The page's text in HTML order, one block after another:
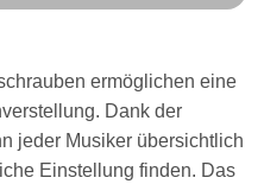
ermöglichen eine
Dank der
jeder Musiker übersichtlich
Einstellung finden. Das